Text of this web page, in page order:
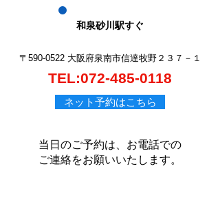
和泉砂川駅すぐ
〒590-0522 大阪府泉南市信達牧野２３７－１
TEL:072-485-0118
ネット予約はこちら
当日のご予約は、お電話での
ご連絡をお願いいたします。